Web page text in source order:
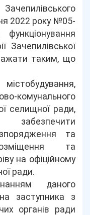
2022 року №05-
Зачепилівської
таким, що
комунального
селищної ради,
та
та
на офіційному
ради.
даного
заступника з
органів ради